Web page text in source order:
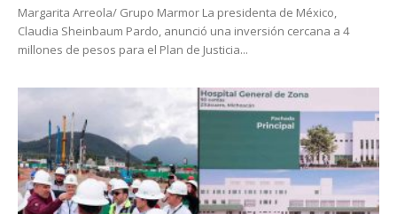
Margarita Arreola/ Grupo Marmor La presidenta de México,
Claudia Sheinbaum Pardo, anunció una inversión cercana a 4
millones de pesos para el Plan de Justicia...